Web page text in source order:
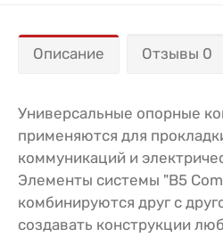
Описание Отзывы 0
Универсальные опорные
применяются для
коммуникаций и
Элементы системы "B5
комбинируются друг с
создавать конструкции